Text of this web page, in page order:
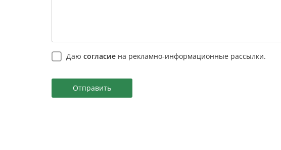
Даю согласие на рекламно-информационные рассылки.
Отправить